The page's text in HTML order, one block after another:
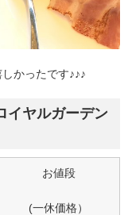
かったです♪♪♪
イヤルガーデン
お値段
(一休価格）